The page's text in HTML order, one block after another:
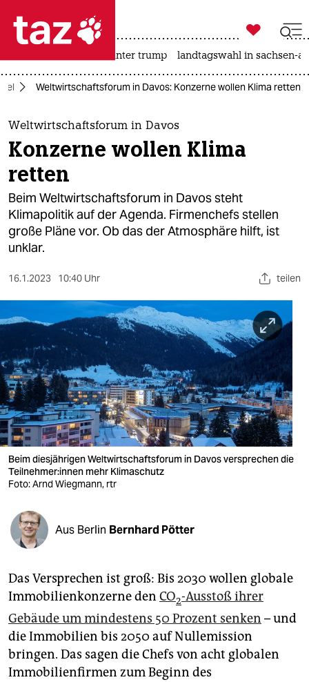
 taz zahl ich
taz zahl ich
themen
politik
öko
gesellschaft
kultur
sport
berlin
nord
wahrheit
verlag
verlag
veranstaltungen
shop
fragen & hilfe
unterstützen
genossenschaft
epaper login

taz zahl ich
usa unter trump landtagswahl in sachsen-
Weltwirtschaftsforum in Davos: Konzerne wollen Klima retten
Weltwirtschaftsforum in Davos
Konzerne wollen Klima
retten
Beim Weltwirtschaftsforum in Davos steht
Klimapolitik auf der Agenda. Firmenchefs stellen
große Pläne vor. Ob das der Atmosphäre hilft, ist
unklar.
16.1.2023 10:40 Uhr teilen
Beim diesjährigen Weltwirtschaftsforum in Davos versprechen die
Teil­neh­me­r:in­nen mehr Klimaschutz
Foto: Arnd Wiegmann, rtr
Aus Berlin Bernhard Pötter
Das Versprechen ist groß: Bis 2030 wollen globale
Immobilienkonzerne den CO2-Ausstoß ihrer
Gebäude um mindestens 50 Prozent senken – und
die Immobilien bis 2050 auf Nullemission
bringen. Das sagen die Chefs von acht globalen
Immobilienfirmen zum Beginn des